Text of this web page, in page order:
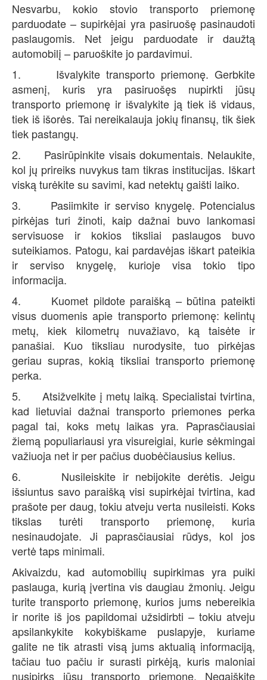
Nesvarbu, kokio stovio transporto priemonę
parduodate – supirkėjai yra pasiruošę pasinaudoti
paslaugomis. Net jeigu parduodate ir daužtą
automobilį – paruoškite jo pardavimui.
1. Išvalykite transporto priemonę. Gerbkite
asmenį, kuris yra pasiruošęs nupirkti jūsų
transporto priemonę ir išvalykite ją tiek iš vidaus,
tiek iš išorės. Tai nereikalauja jokių finansų, tik šiek
tiek pastangų.
2. Pasirūpinkite visais dokumentais. Nelaukite,
kol jų prireiks nuvykus tam tikras institucijas. Iškart
viską turėkite su savimi, kad netektų gaišti laiko.
3. Pasiimkite ir serviso knygelę. Potencialus
pirkėjas turi žinoti, kaip dažnai buvo lankomasi
servisuose ir kokios tiksliai paslaugos buvo
suteikiamos. Patogu, kai pardavėjas iškart pateikia
ir serviso knygelę, kurioje visa tokio tipo
informacija.
4. Kuomet pildote paraišką – būtina pateikti
visus duomenis apie transporto priemonę: kelintų
metų, kiek kilometrų nuvažiavo, ką taisėte ir
panašiai. Kuo tiksliau nurodysite, tuo pirkėjas
geriau supras, kokią tiksliai transporto priemonę
perka.
5. Atsižvelkite į metų laiką. Specialistai tvirtina,
kad lietuviai dažnai transporto priemones perka
pagal tai, koks metų laikas yra. Paprasčiausiai
žiemą populiariausi yra visureigiai, kurie sėkmingai
važiuoja net ir per pačius duobėčiausius kelius.
6. Nusileiskite ir nebijokite derėtis. Jeigu
išsiuntus savo paraišką visi supirkėjai tvirtina, kad
prašote per daug, tokiu atveju verta nusileisti. Koks
tikslas turėti transporto priemonę, kuria
nesinaudojate. Ji paprasčiausiai rūdys, kol jos
vertė taps minimali.
Akivaizdu, kad automobilių supirkimas yra puiki
paslauga, kurią įvertina vis daugiau žmonių. Jeigu
turite transporto priemonę, kurios jums nebereikia
ir norite iš jos papildomai užsidirbti – tokiu atveju
apsilankykite kokybiškame puslapyje, kuriame
galite ne tik atrasti visą jums aktualią informaciją,
tačiau tuo pačiu ir surasti pirkėją, kuris maloniai
nusipirks jūsų transporto priemonę. Negaiškite